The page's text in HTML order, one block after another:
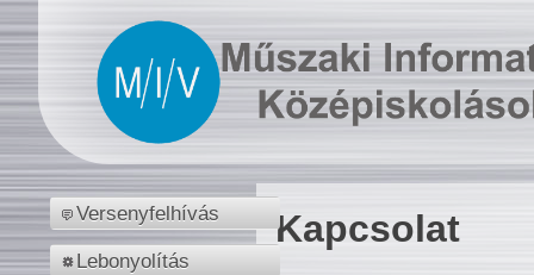
Versenyfelhívás
Lebonyolítás
Kapcsolat